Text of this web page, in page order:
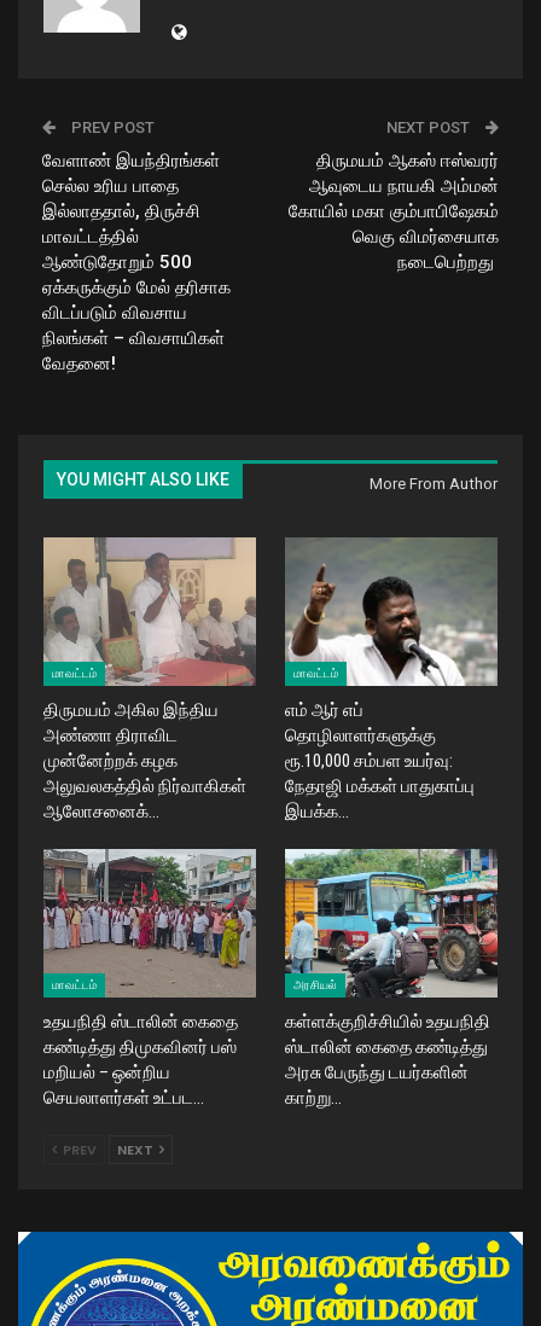
PREV POST
வேளாண் இயந்திரங்கள்
செல்ல உரிய பாதை
இல்லாததால், திருச்சி
மாவட்டத்தில்
ஆண்டுதோறும் 500
ஏக்கருக்கும் மேல் தரிசாக
விடப்படும் விவசாய
நிலங்கள் – விவசாயிகள்
வேதனை!
NEXT POST
திருமயம் ஆகஸ் ஈஸ்வரர்
ஆவுடைய நாயகி அம்மன்
கோயில் மகா கும்பாபிஷேகம்
வெகு விமர்சையாக
நடைபெற்றது
YOU MIGHT ALSO LIKE More From Author
மாவட்டம்
திருமயம் அகில இந்திய
அண்ணா திராவிட
முன்னேற்றக் கழக
அலுவலகத்தில் நிர்வாகிகள்
ஆலோசனைக்…
மாவட்டம்
எம் ஆர் எப்
தொழிலாளர்களுக்கு
ரூ.10,000 சம்பள உயர்வு:
நேதாஜி மக்கள் பாதுகாப்பு
இயக்க…
மாவட்டம்
உதயநிதி ஸ்டாலின் கைதை
கண்டித்து திமுகவினர் பஸ்
மறியல் – ஒன்றிய
செயலாளர்கள் உட்பட…
அரசியல்
கள்ளக்குறிச்சியில் உதயநிதி
ஸ்டாலின் கைதை கண்டித்து
அரசு பேருந்து டயர்களின்
காற்று…
PREV NEXT